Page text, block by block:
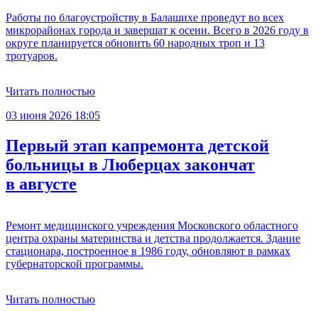
Работы по благоустройству в Балашихе проведут во всех
микрорайонах города и завершат к осени. Всего в 2026 году в
округе планируется обновить 60 народных троп и 13
тротуаров.
Читать полностью
03 июня 2026 18:05
Первый этап капремонта детской
больницы в Люберцах закончат
в августе
Ремонт медицинского учреждения Московского областного
центра охраны материнства и детства продолжается. Здание
стационара, построенное в 1986 году, обновляют в рамках
губернаторской программы.
Читать полностью